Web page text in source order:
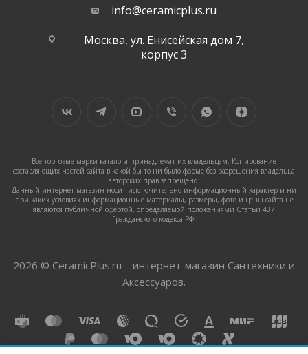
info@ceramicplus.ru
Москва, ул. Енисейская дом 7,
корпус 3
Все торговые марки каталога принадлежат их владельцам. Копирование
составляющих частей сайта в какой бы то ни было форме без разрешения владельца
авторских прав запрещено.
Данный интернет-магазин носит исключительно информационный характер и ни
при каких условиях информационные материалы, размеры, фото и цены сайта не
являются публичной офертой, определяемой положениями Статьи 437
Гражданского кодекса РФ.
2026 © CeramicPlus.ru – интернет-магазин Сантехники и
Аксессуаров.